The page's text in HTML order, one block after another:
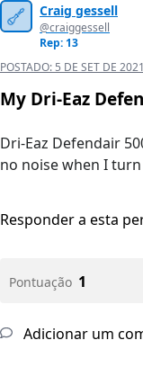
Craig gessell
@craiggessell
Rep: 13
POSTADO: 5 DE SET DE 2021
My Dri-Eaz
Dri-Eaz Defendair
no noise when I
Responder a esta
Pontuação 1
Adicionar um